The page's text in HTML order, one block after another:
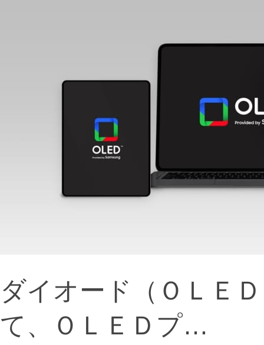
ダイオード（ＯＬＥ
て、ＯＬＥＤプ…